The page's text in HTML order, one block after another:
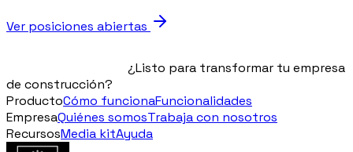
Ver posiciones abiertas
¿Listo para transformar tu empresa
de construcción?
ProductoCómo funcionaFuncionalidades
EmpresaQuiénes somosTrabaja con nosotros
RecursosMedia kitAyuda